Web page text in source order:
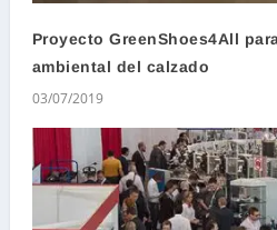
Proyecto GreenShoes4All
ambiental del calzado
03/07/2019